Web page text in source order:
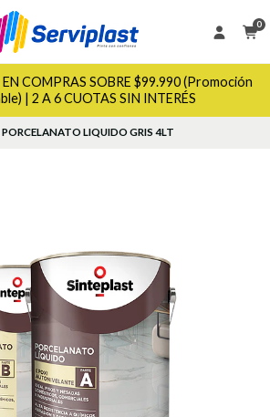
0
COMPRAS SOBRE $99.990 (Promoción
| 2 A 6 CUOTAS SIN INTERÉS
PORCELANATO LIQUIDO GRIS 4LT